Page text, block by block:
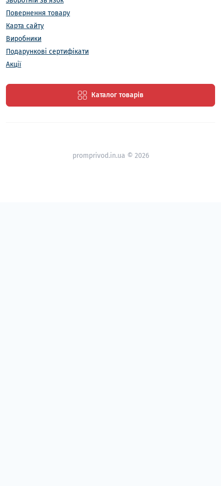
Повернення товару
Карта сайту
Виробники
Подарункові сертифікати
Акції
Каталог товарів
promprivod.in.ua © 2026